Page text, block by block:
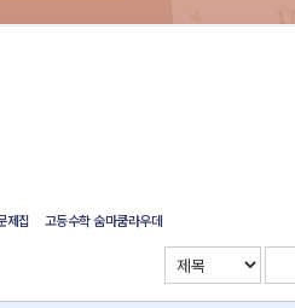
제집 고등수학 숨마쿰라우데